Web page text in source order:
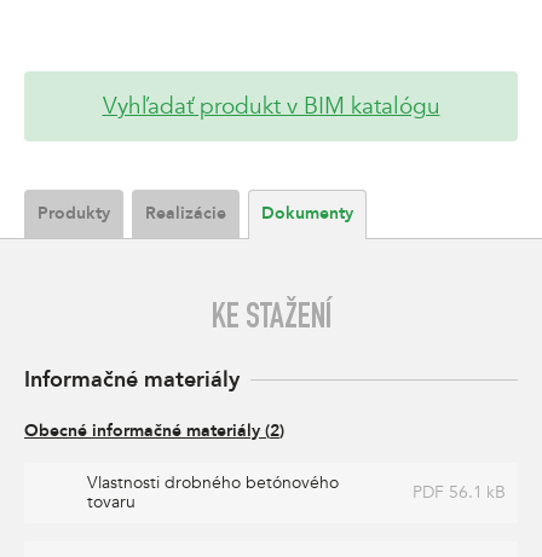
Vyhľadať produkt v BIM katalógu
Produkty Realizácie Dokumenty
KE STAŽENÍ
Informačné materiály
Obecné informačné materiály (2)
Vlastnosti drobného betónového
tovaru
PDF 56.1 kB